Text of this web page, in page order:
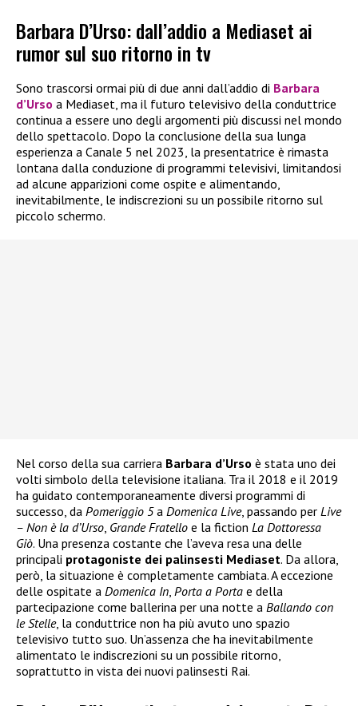
Barbara D’Urso: dall’addio a Mediaset ai
rumor sul suo ritorno in tv
Sono trascorsi ormai più di due anni dall’addio di Barbara
d’Urso a Mediaset, ma il futuro televisivo della conduttrice
continua a essere uno degli argomenti più discussi nel mondo
dello spettacolo. Dopo la conclusione della sua lunga
esperienza a Canale 5 nel 2023, la presentatrice è rimasta
lontana dalla conduzione di programmi televisivi, limitandosi
ad alcune apparizioni come ospite e alimentando,
inevitabilmente, le indiscrezioni su un possibile ritorno sul
piccolo schermo.
Nel corso della sua carriera Barbara d’Urso è stata uno dei
volti simbolo della televisione italiana. Tra il 2018 e il 2019
ha guidato contemporaneamente diversi programmi di
successo, da Pomeriggio 5a Domenica Live, passando per Live
– Non è la d’Urso, Grande Fratello e la fiction La Dottoressa
Giò. Una presenza costante che l’aveva resa una delle
principali protagoniste dei palinsesti Mediaset. Da allora,
però, la situazione è completamente cambiata. A eccezione
delle ospitate a Domenica In, Porta a Porta e della
partecipazione come ballerina per una notte a Ballando con
le Stelle, la conduttrice non ha più avuto uno spazio
televisivo tutto suo. Un’assenza che ha inevitabilmente
alimentato le indiscrezioni su un possibile ritorno,
soprattutto in vista dei nuovi palinsesti Rai.